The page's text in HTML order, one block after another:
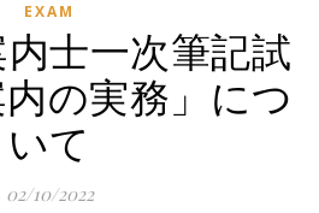
EXAM
士一次筆記試
の実務」につ
いて
02/10/2022